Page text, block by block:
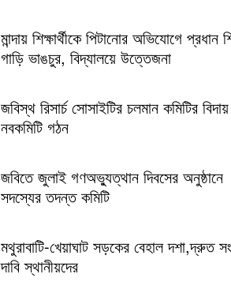
মান্দায় শিক্ষার্থীকে পিটানোর অভিযোগে প্রধান
গাড়ি ভাঙচুর, বিদ্যালয়ে উত্তেজনা
জবিস্থ রিসার্চ সোসাইটির চলমান কমিটির
নবকমিটি গঠন
জবিতে জুলাই গণঅভ্যুত্থান দিবসের অনুষ্ঠানে
সদস্যের তদন্ত কমিটি
মথুরাবাটি-খেয়াঘাট সড়কের বেহাল দশা,দ্রুত
দাবি স্থানীয়দের